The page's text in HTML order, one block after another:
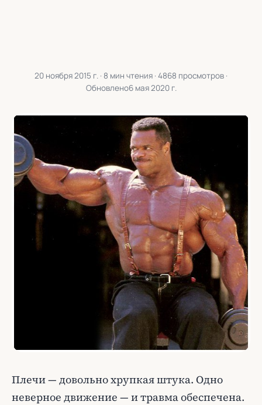
20 ноября 2015 г. · 8 мин чтения · 4868 просмотров ·
Обновлено6 мая 2020 г.
Плечи — довольно хрупкая штука. Одно
неверное движение — и травма обеспечена.